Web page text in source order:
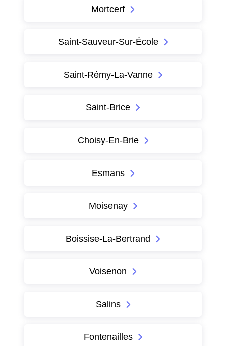
Mortcerf
Saint-Sauveur-Sur-École
Saint-Rémy-La-Vanne
Saint-Brice
Choisy-En-Brie
Esmans
Moisenay
Boissise-La-Bertrand
Voisenon
Salins
Fontenailles